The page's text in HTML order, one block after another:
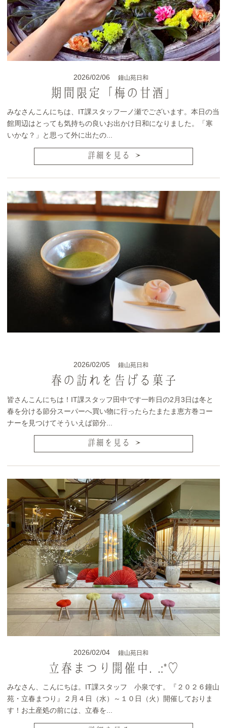
2026/02/06 鐘山苑日和
期間限定「梅の甘酒」
みなさんこんにちは、IT課スタッフ一ノ瀬でございます。本日の当
館周辺はとっても気持ちの良いお出かけ日和になりました。「寒
いかな？」と思って外に出たの...
詳細を見る
2026/02/05 鐘山苑日和
春の訪れを告げる菓子
皆さんこんにちは！IT課スタッフ田中です一昨日の2月3日は冬と
春を分ける節分スーパーへ買い物に行ったらたまたま恵方巻コー
ナーを見つけてそういえば節分...
詳細を見る
2026/02/04 鐘山苑日和
立春まつり開催中.｡.:*♡
みなさん、こんにちは。IT課スタッフ 小泉です。『２０２６鐘山
苑・立春まつり』２月４日（水）～１０日（火）開催しておりま
す！お土産処の前には、立春を...